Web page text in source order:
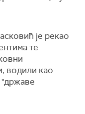
је рекао
те
водили као
"државе